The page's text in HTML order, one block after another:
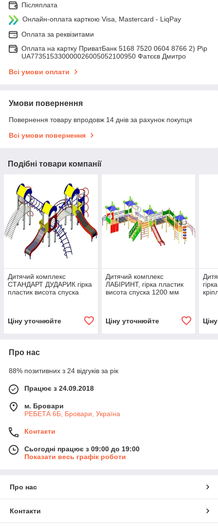
Післяплата
Онлайн-оплата карткою Visa, Mastercard - LiqPay
Оплата за реквізитами
Оплата на картку ПриватБанк 5168 7520 0604 8766 2) Р\р
UA773515330000026005052100950 Фатєєв Дмитро
Всі умови оплати
Умови повернення
Повернення товару впродовж 14 днів за рахунок покупця
Всі умови повернення
Подібні товари компанії
Дитячий комплекс
СТАНДАРТ ДУДАРИК гірка
пластик висота спуска
Ціну уточнюйте
Дитячий комплекс
ЛАБІРИНТ, гірка пластик
висота спуска 1200 мм
Ціну уточнюйте
Про нас
88% позитивних з 24 відгуків за рік
Працює з 24.09.2018
м. Бровари
РЕБЕТА 6Б, Бровари, Україна
Контакти
Сьогодні працює з 09:00 до 19:00
Показати весь графік роботи
Про нас
Контакти